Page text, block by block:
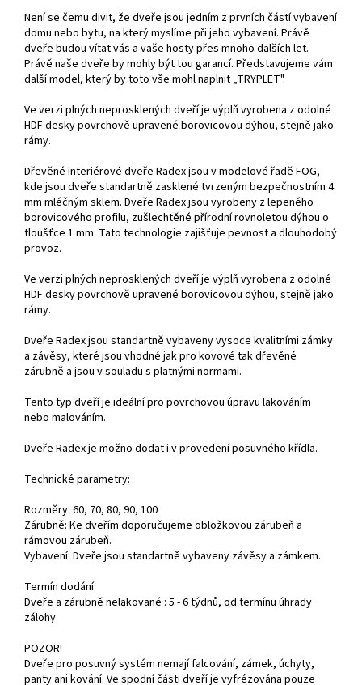
Není se čemu divit, že dveře jsou jedním z prvních částí vybavení
domu nebo bytu, na který myslíme při jeho vybavení. Právě
dveře budou vítat vás a vaše hosty přes mnoho dalších let.
Právě naše dveře by mohly být tou garancí. Představujeme vám
další model, který by toto vše mohl naplnit „TRYPLET".
Ve verzi plných neprosklených dveří je výplň vyrobena z odolné
HDF desky povrchově upravené borovicovou dýhou, stejně jako
rámy.
Dřevěné interiérové dveře Radex jsou v modelové řadě FOG,
kde jsou dveře standartně zasklené tvrzeným bezpečnostním 4
mm mléčným sklem. Dveře Radex jsou vyrobeny z lepeného
borovicového profilu, zušlechtěné přírodní rovnoletou dýhou o
tloušťce 1 mm. Tato technologie zajišťuje pevnost a dlouhodobý
provoz.
Ve verzi plných neprosklených dveří je výplň vyrobena z odolné
HDF desky povrchově upravené borovicovou dýhou, stejně jako
rámy.
Dveře Radex jsou standartně vybaveny vysoce kvalitními zámky
a závěsy, které jsou vhodné jak pro kovové tak dřevěné
zárubně a jsou v souladu s platnými normami.
Tento typ dveří je ideální pro povrchovou úpravu lakováním
nebo malováním.
Dveře Radex je možno dodat i v provedení posuvného křídla.
Technické parametry:
Rozměry: 60, 70, 80, 90, 100
Zárubně: Ke dveřím doporučujeme obložkovou zárubeň a
rámovou zárubeň.
Vybavení: Dveře jsou standartně vybaveny závěsy a zámkem.
Termín dodání:
Dveře a zárubně nelakované : 5 - 6 týdnů, od termínu úhrady
zálohy
POZOR!
Dveře pro posuvný systém nemají falcování, zámek, úchyty,
panty ani kování. Ve spodní části dveří je vyfrézována pouze